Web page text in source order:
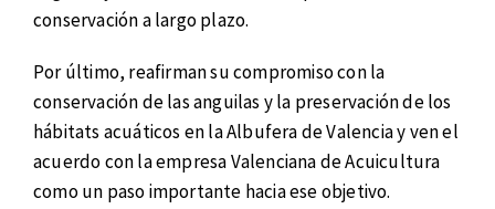
conservación a largo plazo.
Por último, reafirman su compromiso con la
conservación de las anguilas y la preservación de los
hábitats acuáticos en la Albufera de Valencia y ven el
acuerdo con la empresa Valenciana de Acuicultura
como un paso importante hacia ese objetivo.